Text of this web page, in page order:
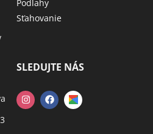
Podlahy
Sťahovanie
SLEDUJTE NÁS